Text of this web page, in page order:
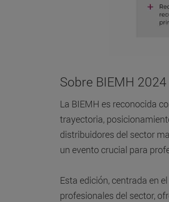
Sobre BIEMH 2024
La BIEMH es reconocida
trayectoria,
distribuidores del sector
un evento crucial para
Esta edición, centrada en
profesionales del sector,